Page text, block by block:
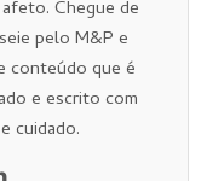
Chegue de
pelo M&P e
conteúdo que é
e escrito com
cuidado.